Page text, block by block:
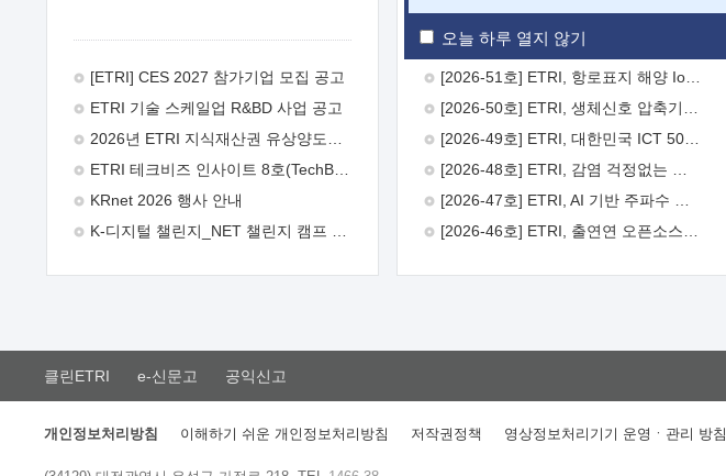
오늘 하루 열지 않기
주시기 바랍니다. 2026년 8월
추진목적: ETRI 인력을 기업현장에 파견.
기술지원을 실시함으로써 ETRI 개발기술의
극대화하고, 지원기업을 강견기업으로
육성하고자 함.  신청자격: ETRI
ETRI 창업/연구소기업, 기술이전/출자기업
(2 ~ 3년차) 연봉의 40%  추진일정(1)
희망기업 신청/접수(2)희망인력-희망기업
매칭(3)현장조사/ 선정(심의)(4)협약체결
26일 9월초순 9월 중순 10월 이후*
[ETRI] CES 2027 참가기업 모집 공고
ETRI 기술 스케일업 R&BD 사업 공고
ETRI 테크비즈 인사이트 8호(TechBiz Insight Vol.8) 발간
KRnet 2026 행사 안내
클린ETRI e-신문고 공익신고
개인정보처리방침 이해하기 쉬운 개인정보처리방침 저작권정책 영상정보처리기기 운영ㆍ관리 방침